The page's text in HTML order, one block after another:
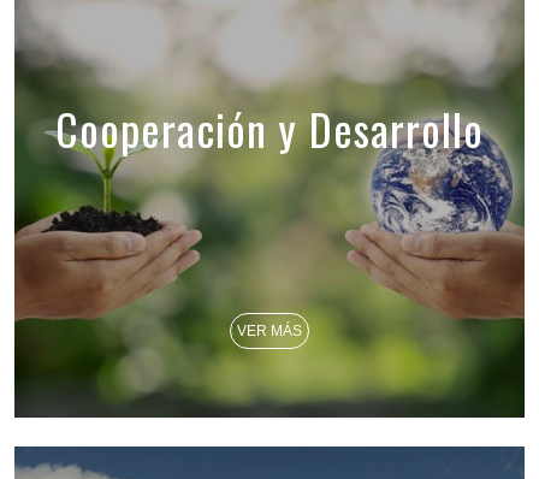
Cooperación y Desarrollo
VER MÁS